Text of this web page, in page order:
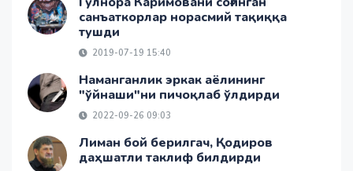
санъаткорлар норасмий тақиққа
тушди
2019-07-19 15:40
Наманганлик эркак аёлининг
"ўйнаши"ни пичоқлаб ўлдирди
2022-09-26 09:03
Лиман бой берилгач, Қодиров
даҳшатли таклиф билдирди